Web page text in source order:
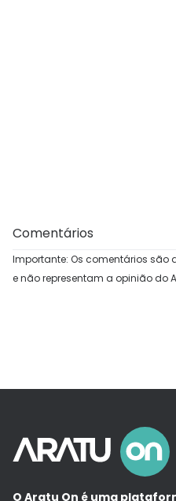
Comentários
Importante: Os comentários são
e não representam a opinião do
O Aratu On é uma